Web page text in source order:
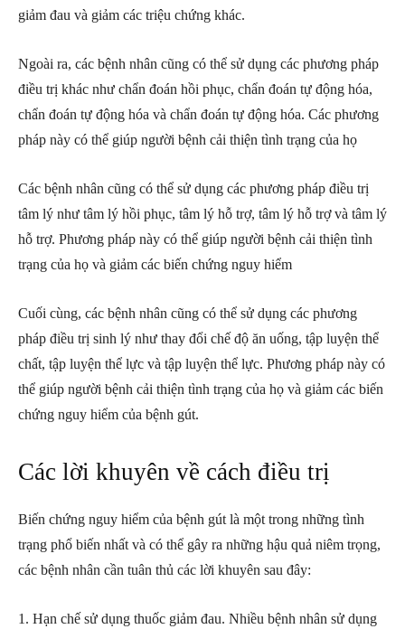
giảm đau và giảm các triệu chứng khác.
Ngoài ra, các bệnh nhân cũng có thể sử dụng các phương pháp
điều trị khác như chẩn đoán hồi phục, chẩn đoán tự động hóa,
chẩn đoán tự động hóa và chẩn đoán tự động hóa. Các phương
pháp này có thể giúp người bệnh cải thiện tình trạng của họ
Các bệnh nhân cũng có thể sử dụng các phương pháp điều trị
tâm lý như tâm lý hồi phục, tâm lý hỗ trợ, tâm lý hỗ trợ và tâm lý
hỗ trợ. Phương pháp này có thể giúp người bệnh cải thiện tình
trạng của họ và giảm các biến chứng nguy hiểm
Cuối cùng, các bệnh nhân cũng có thể sử dụng các phương
pháp điều trị sinh lý như thay đổi chế độ ăn uống, tập luyện thể
chất, tập luyện thể lực và tập luyện thể lực. Phương pháp này có
thể giúp người bệnh cải thiện tình trạng của họ và giảm các biến
chứng nguy hiểm của bệnh gút.
Các lời khuyên về cách điều trị
Biến chứng nguy hiểm của bệnh gút là một trong những tình
trạng phổ biến nhất và có thể gây ra những hậu quả niêm trọng,
các bệnh nhân cần tuân thủ các lời khuyên sau đây:
1. Hạn chế sử dụng thuốc giảm đau. Nhiều bệnh nhân sử dụng